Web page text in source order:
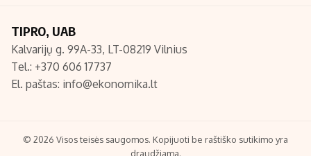
Redakcija
Turinio žymėjimo taisyklės
TIPRO, UAB
Kalvarijų g. 99A-33, LT-08219 Vilnius
Tel.: +370 606 17737
El. paštas: info@ekonomika.lt
© 2026 Visos teisės saugomos. Kopijuoti be raštiško sutikimo yra
draudžiama.